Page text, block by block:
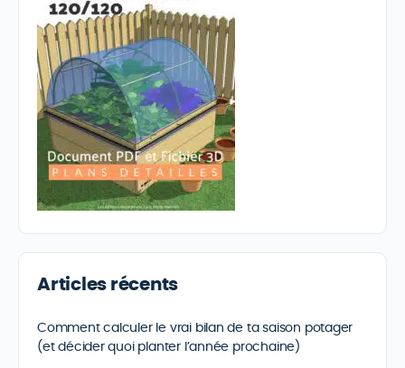
Articles récents
Comment calculer le vrai bilan de ta saison potager
(et décider quoi planter l’année prochaine)